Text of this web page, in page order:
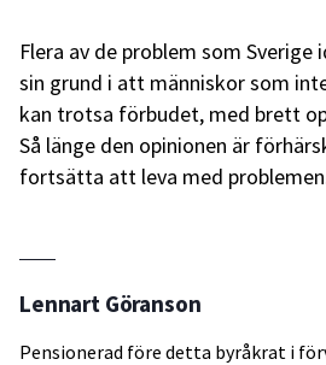
Flera av de problem som
sin grund i att människor som
kan trotsa förbudet, med brett
Så länge den opinionen är
fortsätta att leva med
Lennart Göranson
Pensionerad före detta byråkrat i